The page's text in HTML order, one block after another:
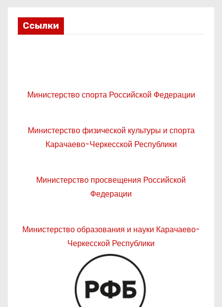
Ссылки
Министерство спорта Российской Федерации
Министерство физической культуры и спорта
Карачаево-Черкесской Республики
Министерство просвещения Российской
Федерации
Министерство образования и науки Карачаево-
Черкесской Республики